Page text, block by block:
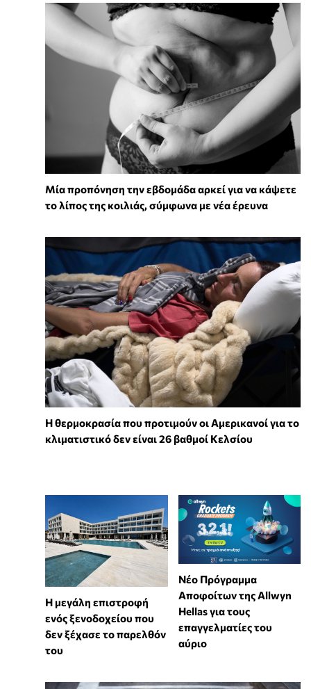
Μία προπόνηση την εβδομάδα αρκεί για να κάψετε
το λίπος της κοιλιάς, σύμφωνα με νέα έρευνα
Η θερμοκρασία που προτιμούν οι Αμερικανοί για το
κλιματιστικό δεν είναι 26 βαθμοί Κελσίου
Η μεγάλη επιστροφή
ενός ξενοδοχείου που
δεν ξέχασε το παρελθόν
του
Νέο Πρόγραμμα
Αποφοίτων της Allwyn
Hellas για τους
επαγγελματίες του
αύριο